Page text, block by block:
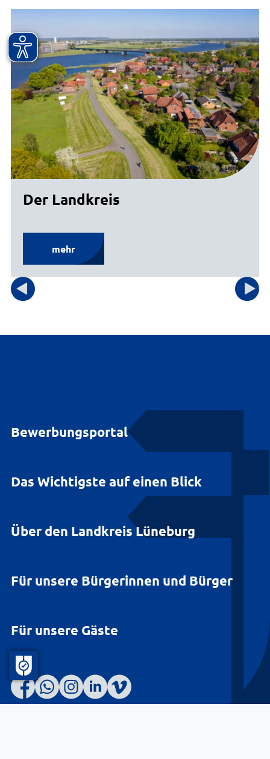
Der Landkreis
mehr
Bewerbungsportal
Das Wichtigste auf einen Blick
Über den Landkreis Lüneburg
Für unsere Bürgerinnen und Bürger
Für unsere Gäste